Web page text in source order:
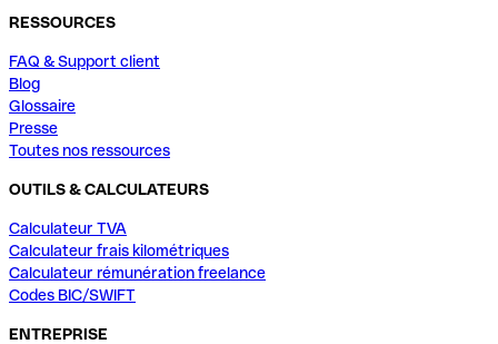
RESSOURCES
FAQ & Support client
Blog
Glossaire
Presse
Toutes nos ressources
OUTILS & CALCULATEURS
Calculateur TVA
Calculateur frais kilométriques
Calculateur rémunération freelance
Codes BIC/SWIFT
ENTREPRISE